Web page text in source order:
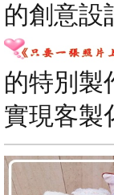
的創意設
的特別製
實現客製